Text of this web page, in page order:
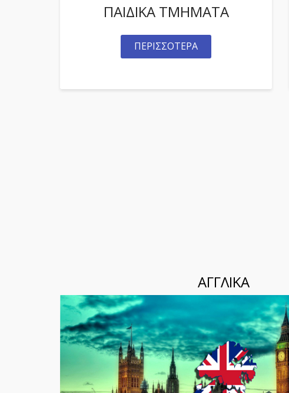
ΠΑΙΔΙΚΑ ΤΜΗΜΑΤΑ
ΠΕΡΙΣΣΟΤΕΡΑ
ΑΓΓΛΙΚΑ